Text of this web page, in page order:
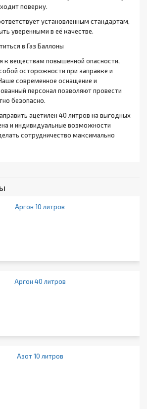
поверку.
установленным стандартам,
уверенными в её качестве.
в Газ Баллоны
к веществам повышенной опасности,
осторожности при заправке и
современное оснащение и
персонал позволяют провести
безопасно.
ацетилен 40 литров на выгодных
и индивидуальные возможности
сотрудничество максимально